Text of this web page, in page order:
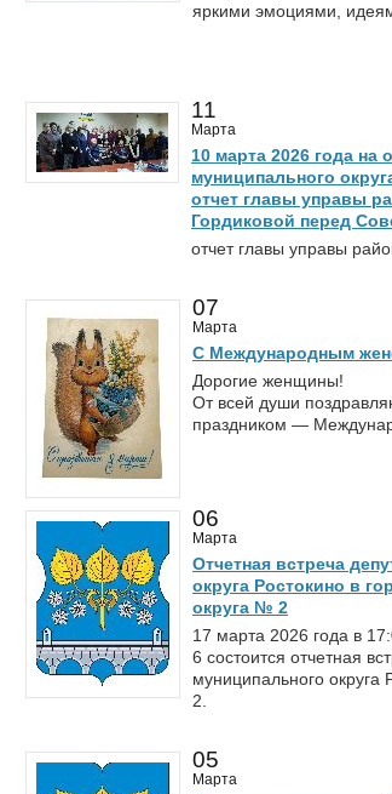
яркими эмоциями,
11
Марта
10 марта 2026 года на
муниципального
отчет главы управы
Гордиковой перед
отчет главы управы
07
Марта
С Международным
Дорогие женщины!
От всей души
праздником —
06
Марта
Отчетная встреча
округа Ростокино в
округа № 2
17 марта 2026 года в
6 состоится отчетная
муниципального округа
2.
05
Марта